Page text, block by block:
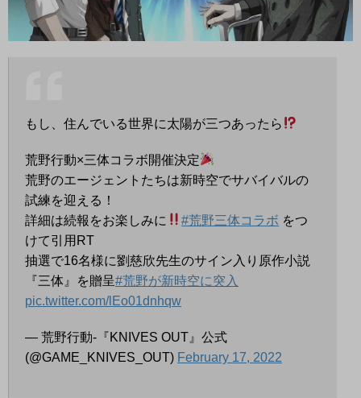
もし、住んでいる世界に太陽が三つあったら
荒野行動×三体コラボ開催決定
荒野のエージェントたちは新時空でサバイバルの
試練を迎える！
詳細は続報をお楽しみに
#荒野三体コラボ をつ
けて引用RT
抽選で16名様に劉慈欣先生のサイン入り原作小説
『三体』を贈呈#荒野が新時空に突入
pic.twitter.com/lEo01dnhqw
— 荒野行動-『KNIVES OUT』公式
(@GAME_KNIVES_OUT) February 17, 2022